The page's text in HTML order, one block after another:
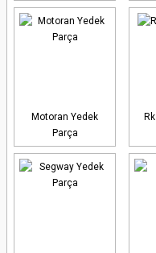
Motoran Yedek
Parça